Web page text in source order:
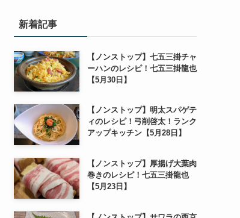
新着記事
【ノンストップ】七五三掛チャ
ーハンのレシピ！七五三掛龍也
【5月30日】
【ノンストップ】明太スパゲテ
ィのレシピ！弓削啓太！ランク
アップキッチン【5月28日】
【ノンストップ】厚揚げ大葉肉
巻きのレシピ！七五三掛龍也
【5月23日】